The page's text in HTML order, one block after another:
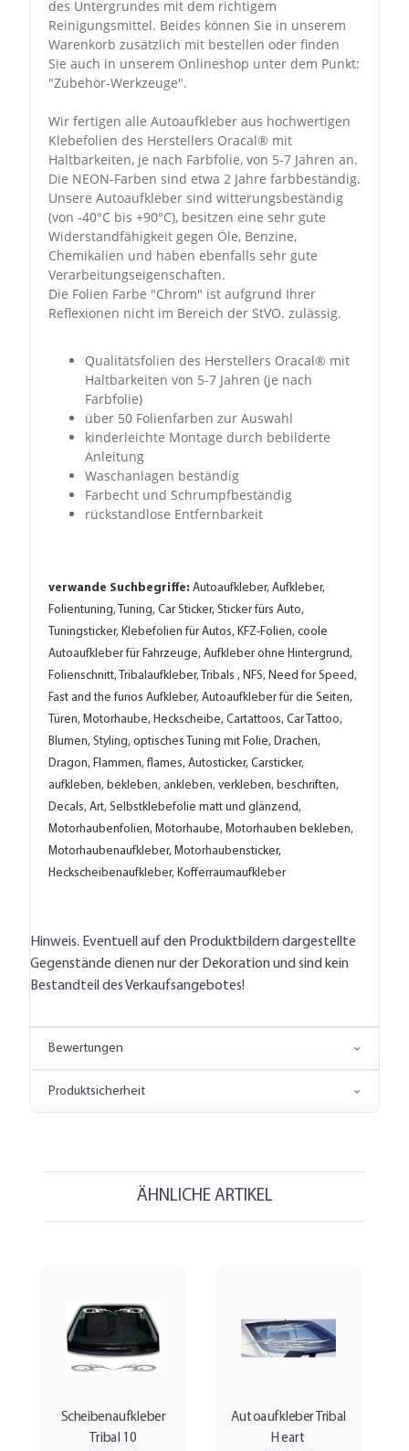
des Untergrundes mit dem richtigem
Reinigungsmittel. Beides können Sie in unserem
Warenkorb zusätzlich mit bestellen oder finden
Sie auch in unserem Onlineshop unter dem Punkt:
"Zubehör-Werkzeuge".
Wir fertigen alle Autoaufkleber aus hochwertigen
Klebefolien des Herstellers Oracal® mit
Haltbarkeiten, je nach Farbfolie, von 5-7 Jahren an.
Die NEON-Farben sind etwa 2 Jahre farbbeständig.
Unsere Autoaufkleber sind witterungsbeständig
(von -40°C bis +90°C), besitzen eine sehr gute
Widerstandfähigkeit gegen Öle, Benzine,
Chemikalien und haben ebenfalls sehr gute
Verarbeitungseigenschaften.
Die Folien Farbe "Chrom" ist aufgrund Ihrer
Reflexionen nicht im Bereich der StVO. zulässig.
Qualitätsfolien des Herstellers Oracal® mit
Haltbarkeiten von 5-7 Jahren (je nach
Farbfolie)
über 50 Folienfarben zur Auswahl
kinderleichte Montage durch bebilderte
Anleitung
Waschanlagen beständig
Farbecht und Schrumpfbeständig
rückstandlose Entfernbarkeit
verwande Suchbegriffe: Autoaufkleber, Aufkleber,
Folientuning, Tuning, Car Sticker, Sticker fürs Auto,
Tuningsticker, Klebefolien für Autos, KFZ-Folien, coole
Autoaufkleber für Fahrzeuge, Aufkleber ohne Hintergrund,
Folienschnitt, Tribalaufkleber, Tribals , NFS, Need for Speed,
Fast and the furios Aufkleber, Autoaufkleber für die Seiten,
Türen, Motorhaube, Heckscheibe, Cartattoos, Car Tattoo,
Blumen, Styling, optisches Tuning mit Folie, Drachen,
Dragon, Flammen, flames, Autosticker, Carsticker,
aufkleben, bekleben, ankleben, verkleben, beschriften,
Decals, Art, Selbstklebefolie matt und glänzend,
Motorhaubenfolien, Motorhaube, Motorhauben bekleben,
Motorhaubenaufkleber, Motorhaubensticker,
Heckscheibenaufkleber, Kofferraumaufkleber
Hinweis. Eventuell auf den Produktbildern dargestellte
Gegenstände dienen nur der Dekoration und sind kein
Bestandteil des Verkaufsangebotes!
Bewertungen
Produktsicherheit
ÄHNLICHE ARTIKEL
Scheibenaufkleber
Tribal 10
Autoaufkleber Tribal
Heart